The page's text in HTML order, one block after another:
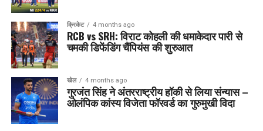
क्रिकेट 4 months ago
RCB vs SRH: विराट कोहली की धमाकेदार पारी से
चमकी डिफेंडिंग चैंपियंस की शुरुआत
खेल 4 months ago
गुरजंत सिंह ने अंतरराष्ट्रीय हॉकी से लिया संन्यास –
ओलंपिक कांस्य विजेता फॉरवर्ड का गुरुमुखी विदा